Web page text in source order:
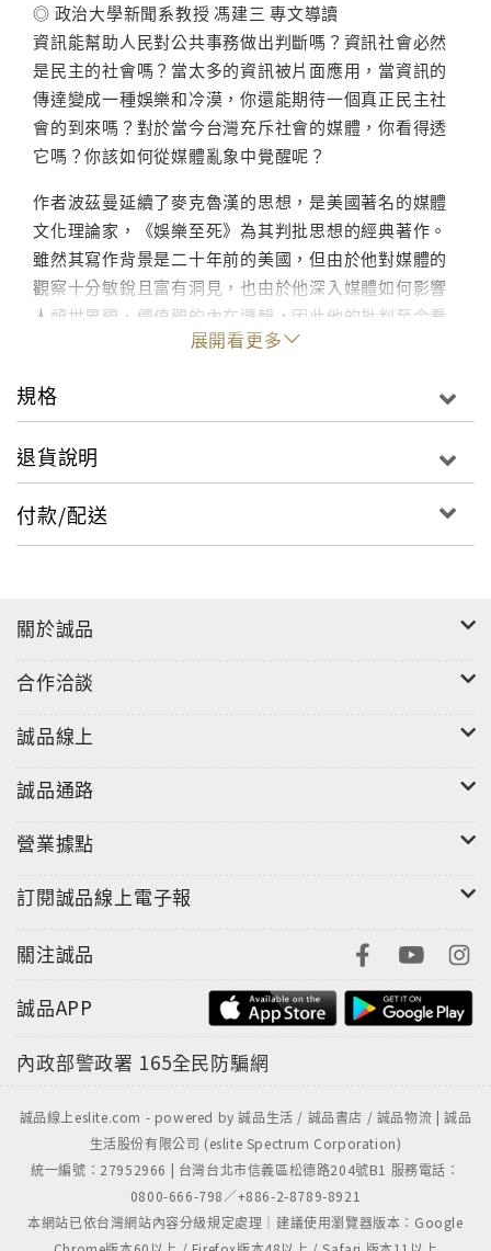
◎ 政治大學新聞系教授 馮建三 專文導讀
資訊能幫助人民對公共事務做出判斷嗎？資訊社會必然
是民主的社會嗎？當太多的資訊被片面應用，當資訊的
傳達變成一種娛樂和冷漠，你還能期待一個真正民主社
會的到來嗎？對於當今台灣充斥社會的媒體，你看得透
它嗎？你該如何從媒體亂象中覺醒呢？
作者波茲曼延續了麥克魯漢的思想，是美國著名的媒體
文化理論家，《娛樂至死》為其判批思想的經典著作。
雖然其寫作背景是二十年前的美國，但由於他對媒體的
觀察十分敏銳且富有洞見，也由於他深入媒體如何影響
人類世界觀、價值觀的內在邏輯，因此他的批判至今看
來，依然一針見血、歷久彌新，而且書中所提及的一
許多頌揚資訊社會來臨的學者認為，資訊量愈大，接收
者就能更完整建立其判斷依據。然而波茲曼更深刻地指
向接受簡化的、有趣的資訊，反而失去了判斷所需要的
完整性。政治人物上電視著重的不是他的政見而是外
外無趣。這些波茲曼的觀察與批判，每晚都在我們的電
要解讀和反省資訊社會，要了解台灣的媒體亂象，波茲
在我看來幾乎難以辯駁。
況。
本書來得正是時候……我們必須面對他預見的挑戰。
──教育批判家／寇若爾
識見。
■作者簡介
評論家、作家、教育家和媒體文化理論家，曾任紐約大
展開看更多
規格
退貨說明
付款/配送
關於誠品
合作洽談
誠品線上
誠品通路
營業據點
訂閱誠品線上電子報
關注誠品
誠品APP
內政部警政署 165全民防騙網
誠品線上eslite.com - powered by 誠品生活 / 誠品書店 / 誠品物流 | 誠品
生活股份有限公司 (eslite Spectrum Corporation)
統一編號：27952966 | 台灣台北市信義區松德路204號B1 服務電話：
0800-666-798／+886-2-8789-8921
本網站已依台灣網站內容分級規定處理｜建議使用瀏覽器版本：Google